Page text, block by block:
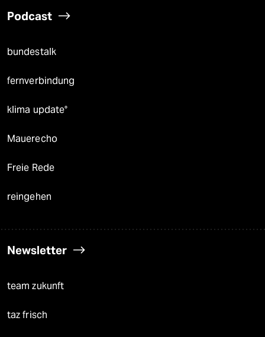
Podcast
bundestalk
fernverbindung
klima update°
Mauerecho
Freie Rede
reingehen
Newsletter
team zukunft
taz frisch